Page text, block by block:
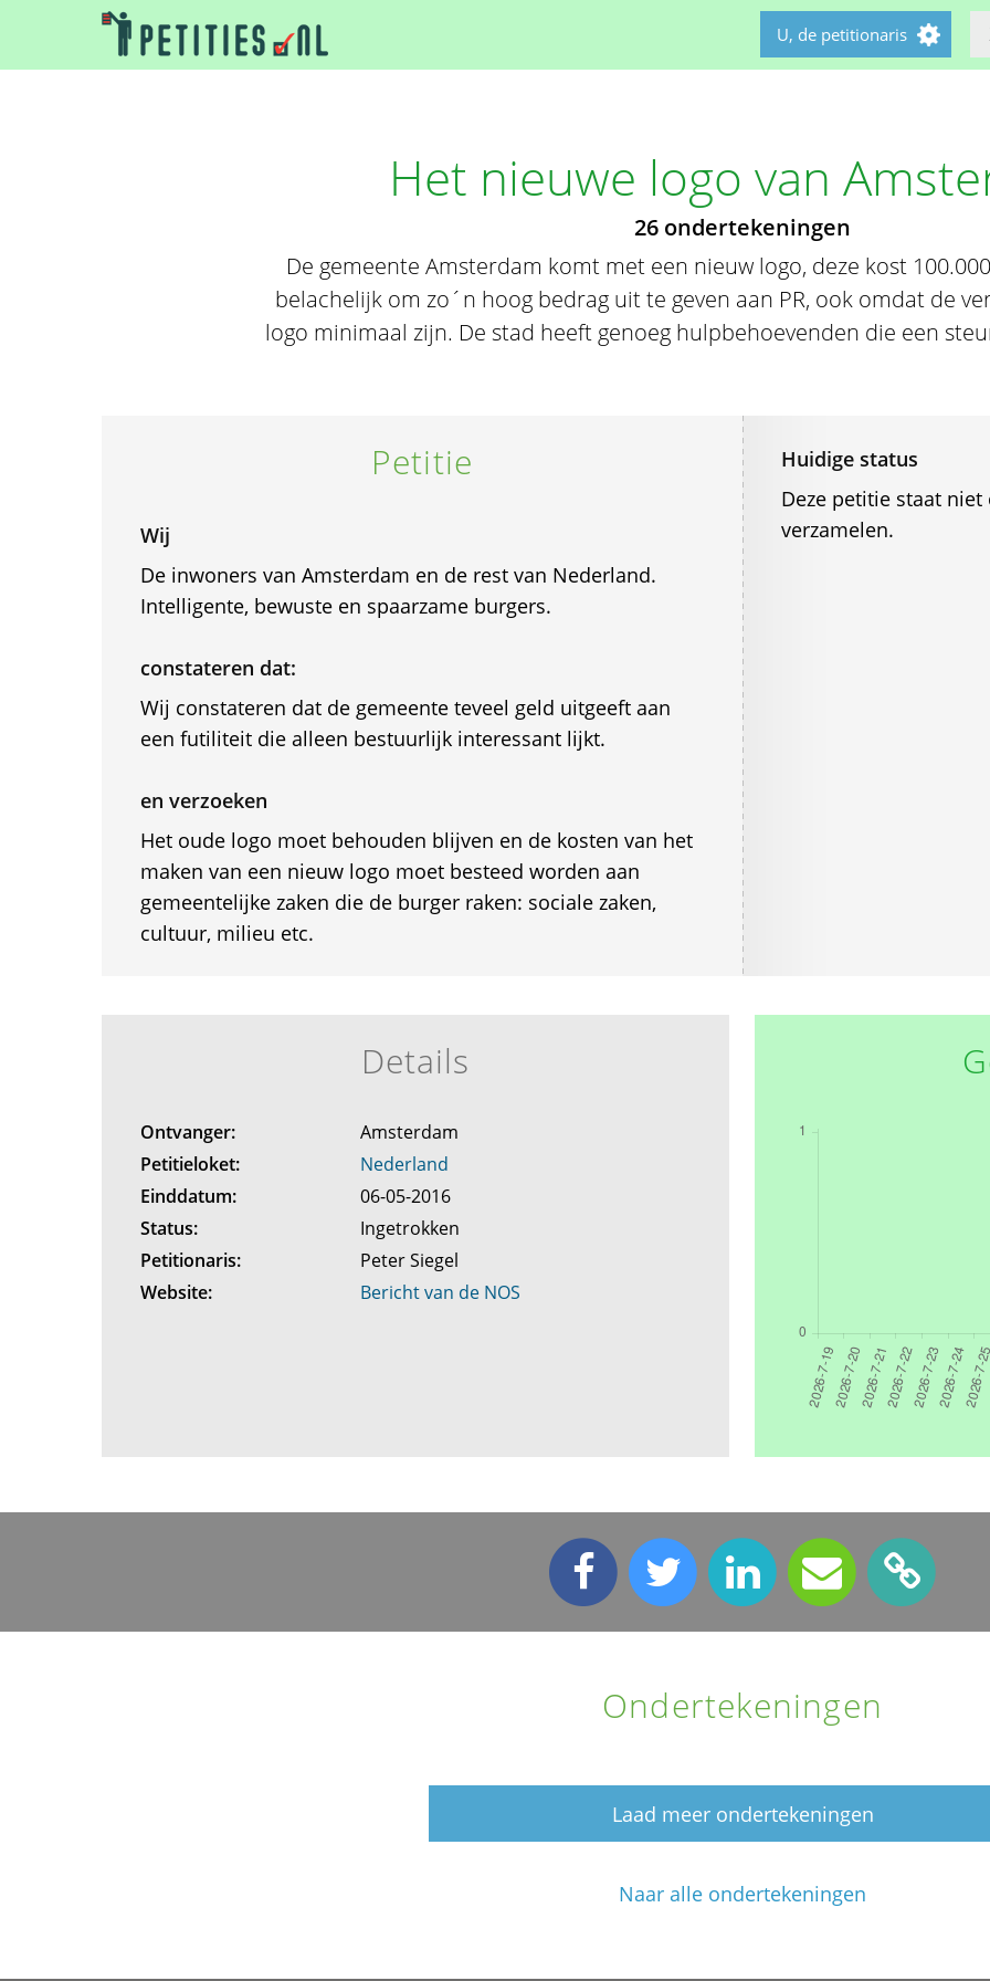
U, de petitionaris
Het nieuwe logo van
26 ondertekeningen
De gemeente Amsterdam komt met een nieuw logo, deze kost
belachelijk om zo´n hoog bedrag uit te geven aan PR, ook omdat de
logo minimaal zijn. De stad heeft genoeg hulpbehoevenden die een
Petitie
Wij
De inwoners van Amsterdam en de rest van Nederland.
Intelligente, bewuste en spaarzame burgers.
constateren dat:
Wij constateren dat de gemeente teveel geld uitgeeft aan
een futiliteit die alleen bestuurlijk interessant lijkt.
en verzoeken
Het oude logo moet behouden blijven en de kosten van het
maken van een nieuw logo moet besteed worden aan
gemeentelijke zaken die de burger raken: sociale zaken,
cultuur, milieu etc.
Huidige status
Deze petitie staat
verzamelen.
Details
Ontvanger:
Amsterdam
Petitieloket:
Nederland
Einddatum:
06-05-2016
Status:
Ingetrokken
Petitionaris:
Peter Siegel
Website:
Bericht van de NOS
Ondertekeningen
Laad meer ondertekeningen
Naar alle ondertekeningen